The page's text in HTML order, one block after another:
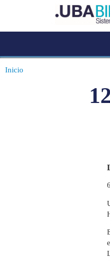
Inicio